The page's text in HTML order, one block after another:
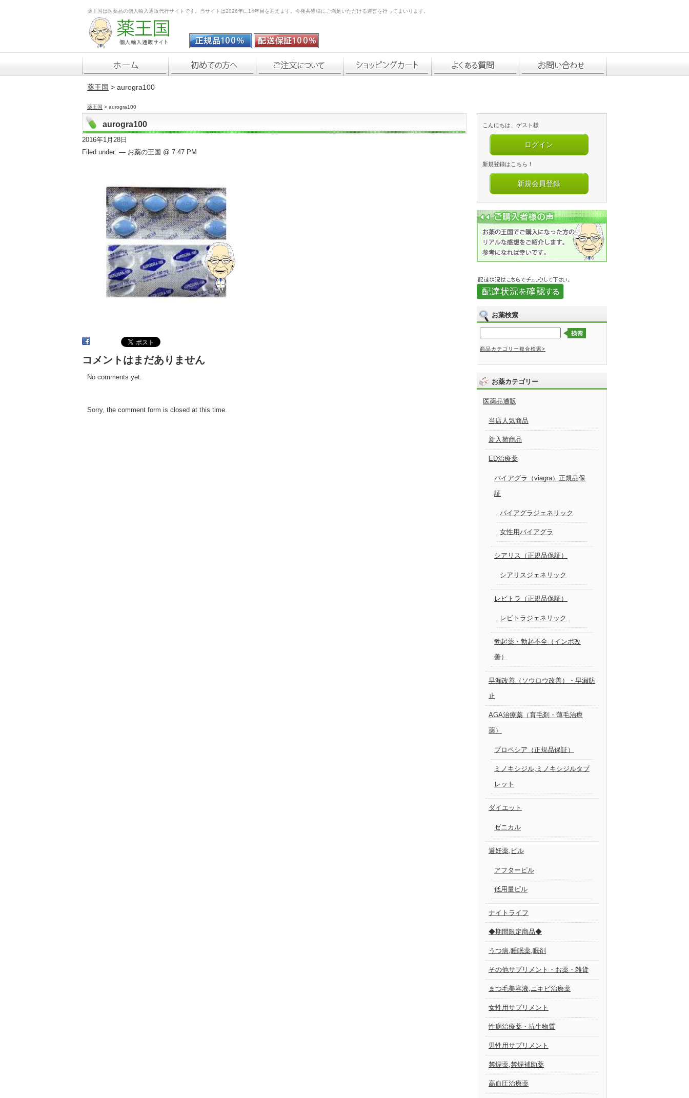
薬王国は医薬品の個人輸入通販代行サイトです。当サイトは2026年に14年目を迎えます。今後共皆様にご満足いただける運営を行ってまいります。
薬王国 > aurogra100
薬王国 > aurogra100
aurogra100
2016年1月28日
Filed under: — お薬の王国 @ 7:47 PM
コメントはまだありません
No comments yet.
Sorry, the comment form is closed at this time.
こんにちは、ゲスト様
ログイン
新規登録はこちら！
新規会員登録
お薬検索
商品カテゴリー複合検索>
お薬カテゴリー
医薬品通販
当店人気商品
新入荷商品
ED治療薬
バイアグラ（viagra）正規品保
証
バイアグラジェネリック
女性用バイアグラ
シアリス（正規品保証）
シアリスジェネリック
レビトラ（正規品保証）
レビトラジェネリック
勃起薬・勃起不全（インポ改
善）
早漏改善（ソウロウ改善）・早漏防
止
AGA治療薬（育毛剤・薄毛治療
薬）
プロペシア（正規品保証）
ミノキシジル,ミノキシジルタブ
レット
ダイエット
ゼニカル
避妊薬,ピル
アフターピル
低用量ピル
ナイトライフ
◆期間限定商品◆
うつ病,睡眠薬,眠剤
その他サプリメント・お薬・雑貨
まつ毛美容液,ニキビ治療薬
女性用サプリメント
性病治療薬・抗生物質
男性用サプリメント
禁煙薬,禁煙補助薬
高血圧治療薬